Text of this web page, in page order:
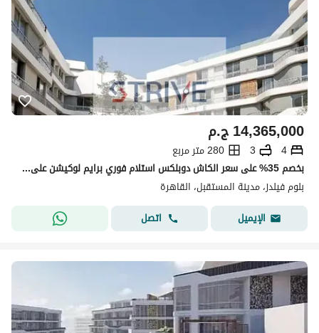
ج.م14,365,000
4
3
280 متر مربع
بخصم 35% على سعر الكاش دوبلكس استلام فوري برايم لوكيشن على فيو مفتوح دايركت على لاند سكيب في كمبوند "بلوم فيلدز" (Bloom Fields)
بلوم فيلدز، مدينة المستقبل، القاهرة
الإيميل
اتصل